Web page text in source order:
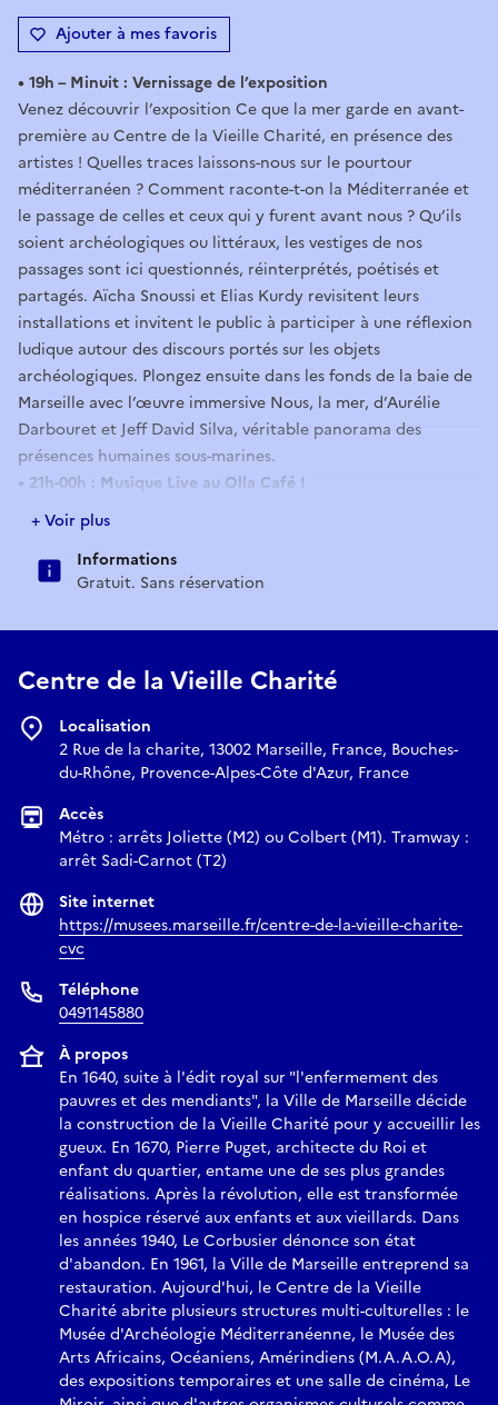
Ajouter à mes favoris
• 19h – Minuit : Vernissage de l’exposition
Venez découvrir l’exposition Ce que la mer garde en avant-
première au Centre de la Vieille Charité, en présence des
artistes ! Quelles traces laissons-nous sur le pourtour
méditerranéen ? Comment raconte-t-on la Méditerranée et
le passage de celles et ceux qui y furent avant nous ? Qu’ils
soient archéologiques ou littéraux, les vestiges de nos
passages sont ici questionnés, réinterprétés, poétisés et
partagés. Aïcha Snoussi et Elias Kurdy revisitent leurs
installations et invitent le public à participer à une réflexion
ludique autour des discours portés sur les objets
archéologiques. Plongez ensuite dans les fonds de la baie de
Marseille avec l’œuvre immersive Nous, la mer, d’Aurélie
Darbouret et Jeff David Silva, véritable panorama des
présences humaines sous-marines.
• 21h-00h : Musique Live au Olla Café !
En écho à l’exposition "Ce que la mer garde", le Centre de la
Vieille Charité et le Olla Café proposent de finir la soirée
avec de la musique live : 4 concerts de groupes 100%
marseillais mettront la Vieille Charité en musique pour une
+ Voir plus
Informations
Gratuit. Sans réservation
Centre de la Vieille Charité
Localisation
2 Rue de la charite, 13002 Marseille, France, Bouches-
du-Rhône, Provence-Alpes-Côte d'Azur, France
Accès
Métro : arrêts Joliette (M2) ou Colbert (M1). Tramway :
arrêt Sadi-Carnot (T2)
Site internet
https://musees.marseille.fr/centre-de-la-vieille-charite-
cvc
Téléphone
0491145880
À propos
En 1640, suite à l'édit royal sur "l'enfermement des
pauvres et des mendiants", la Ville de Marseille décide
la construction de la Vieille Charité pour y accueillir les
gueux. En 1670, Pierre Puget, architecte du Roi et
enfant du quartier, entame une de ses plus grandes
réalisations. Après la révolution, elle est transformée
en hospice réservé aux enfants et aux vieillards. Dans
les années 1940, Le Corbusier dénonce son état
d'abandon. En 1961, la Ville de Marseille entreprend sa
restauration. Aujourd'hui, le Centre de la Vieille
Charité abrite plusieurs structures multi-culturelles : le
Musée d'Archéologie Méditerranéenne, le Musée des
Arts Africains, Océaniens, Amérindiens (M.A.A.O.A),
des expositions temporaires et une salle de cinéma, Le